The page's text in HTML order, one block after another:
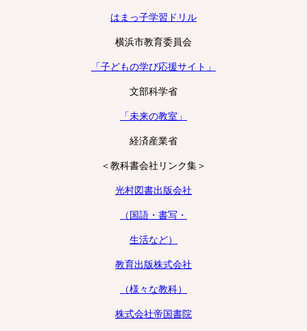
はまっ子学習ドリル
横浜市教育委員会
「子どもの学び応援サイト」
文部科学省
「未来の教室」
経済産業省
＜教科書会社リンク集＞
光村図書出版会社
（国語・書写・
生活など）
教育出版株式会社
（様々な教科）
株式会社帝国書院